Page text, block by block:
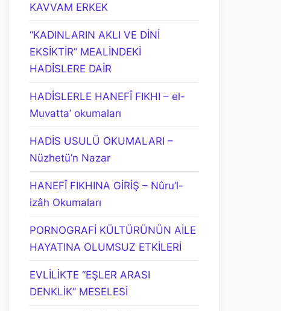
KAVVAM ERKEK
“KADINLARIN AKLI VE DİNİ
EKSİKTİR” MEALİNDEKİ
HADİSLERE DAİR
HADİSLERLE HANEFÎ FIKHI – el-
Muvatta’ okumaları
HADİS USULÜ OKUMALARI –
Nüzhetü’n Nazar
HANEFÎ FIKHINA GİRİŞ – Nûru’l-
izâh Okumaları
PORNOGRAFİ KÜLTÜRÜNÜN AİLE
HAYATINA OLUMSUZ ETKİLERİ
EVLİLİKTE “EŞLER ARASI
DENKLİK” MESELESİ